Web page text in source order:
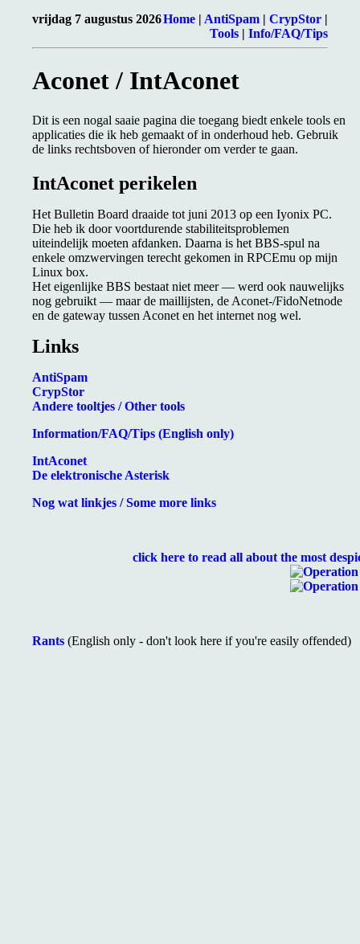
vrijdag 7 augustus 2026Home | AntiSpam | CrypStor |
Tools | Info/FAQ/Tips
Aconet / IntAconet
Dit is een nogal saaie pagina die toegang biedt enkele tools en
applicaties die ik heb gemaakt of in onderhoud heb. Gebruik
de links rechtsboven of hieronder om verder te gaan.
IntAconet perikelen
Het Bulletin Board draaide tot juni 2013 op een Iyonix PC.
Die heb ik door voortdurende stabiliteitsproblemen
uiteindelijk moeten afdanken. Daarna is het BBS-spul na
enkele omzwervingen terecht gekomen in RPCEmu op mijn
Linux box.
Het eigenlijke BBS bestaat niet meer — werd ook nauwelijks
nog gebruikt — maar de maillijsten, de Aconet-/FidoNetnode
en de gateway tussen Aconet en het internet nog wel.
Links
AntiSpam
CrypStor
Andere tooltjes / Other tools
Information/FAQ/Tips (English only)
IntAconet
De elektronische Asterisk
Nog wat linkjes / Some more links
click here to read all about the most
Rants (English only - don't look here if you're easily offended)